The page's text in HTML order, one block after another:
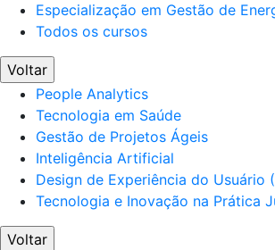
Especialização em Gestão de
Todos os cursos
Voltar
People Analytics
Tecnologia em Saúde
Gestão de Projetos Ágeis
Inteligência Artificial
Design de Experiência do Usuário
Tecnologia e Inovação na Prática
Voltar